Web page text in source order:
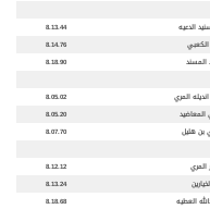
الدعيه
8.13.44
8.14.76
المسند 8.18.90
المري
8.05.02
المعاضيد
8.05.20
بن هليل 8.07.70
8.12.12
8.13.24
العطيه 8.18.68